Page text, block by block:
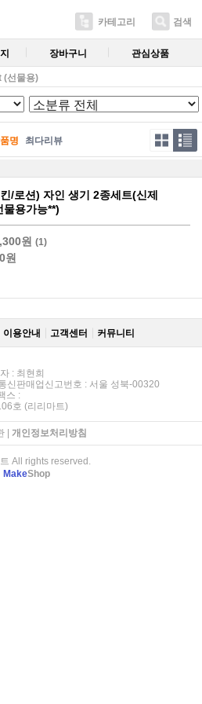
카테고리 검색
장바구니 관심상품
(선물용)
명 최다리뷰
/로션) 자인 생기 2종세트(신제
물용가능**)
원 (1)
원
이용안내 고객센터 커뮤니티
: 최현희
신판매업신고번호 : 서울 성북-00320
스 :
호 (리리마트)
| 개인정보처리방침
All rights reserved.
MakeShop